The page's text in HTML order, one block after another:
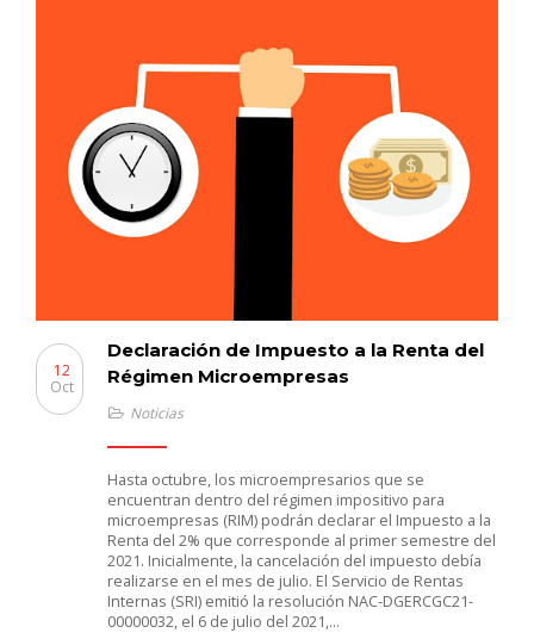
Declaración de Impuesto a la Renta del
Régimen Microempresas
12
Oct
Noticias
Hasta octubre, los microempresarios que se
encuentran dentro del régimen impositivo para
microempresas (RIM) podrán declarar el Impuesto a la
Renta del 2% que corresponde al primer semestre del
2021. Inicialmente, la cancelación del impuesto debía
realizarse en el mes de julio. El Servicio de Rentas
Internas (SRI) emitió la resolución NAC-DGERCGC21-
00000032, el 6 de julio del 2021,…